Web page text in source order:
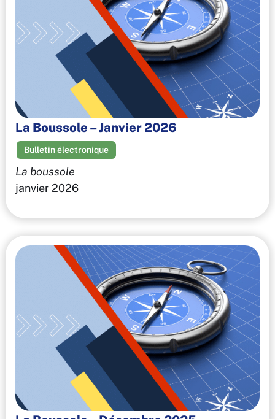
La Boussole – Janvier 2026
Bulletin électronique
La boussole
janvier 2026